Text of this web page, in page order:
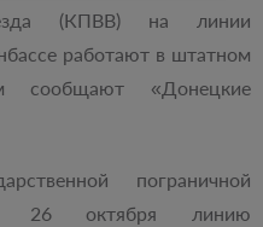
(КПВВ) на линии
работают в штатном
«Донецкие
пограничной
26 октября линию